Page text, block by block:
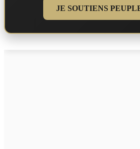
JE SOUTIENS